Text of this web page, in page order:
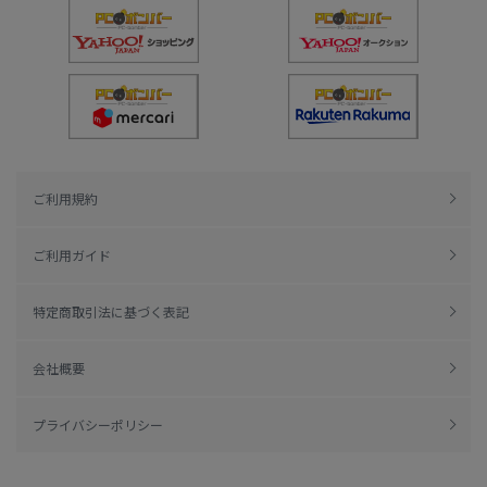
ご利用規約
ご利用ガイド
特定商取引法に基づく表記
会社概要
プライバシーポリシー